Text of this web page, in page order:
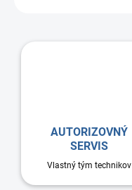
AUTORIZOVNÝ
SERVIS
Vlastný tým technikov